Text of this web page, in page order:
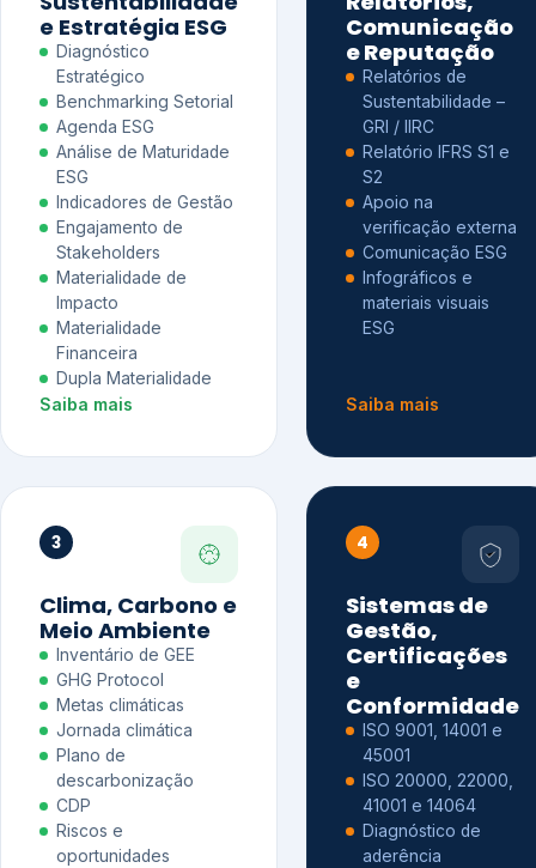
e Estratégia ESG
Diagnóstico
Estratégico
Benchmarking Setorial
Agenda ESG
Análise de Maturidade
ESG
Indicadores de Gestão
Engajamento de
Stakeholders
Materialidade de
Impacto
Materialidade
Financeira
Dupla Materialidade
Saiba mais
Comunicação
e Reputação
Relatórios de
Sustentabilidade –
GRI / IIRC
Relatório IFRS S1 e
S2
Apoio na
verificação externa
Comunicação ESG
Infográficos e
materiais visuais
ESG
Saiba mais
3
Clima, Carbono e
Meio Ambiente
Inventário de GEE
GHG Protocol
Metas climáticas
Jornada climática
Plano de
descarbonização
CDP
Riscos e
oportunidades
4
Sistemas de
Gestão,
Certificações
e
Conformidade
ISO 9001, 14001 e
45001
ISO 20000, 22000,
41001 e 14064
Diagnóstico de
aderência